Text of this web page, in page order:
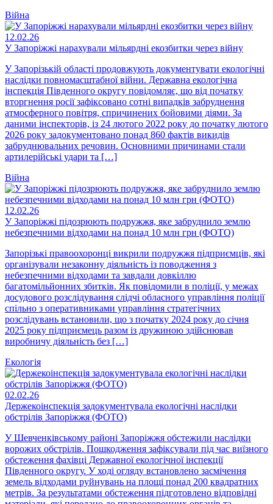
Війна
12.02.26
У Запоріжжі нарахували мільярдні екозбитки через війну
У Запорізькій області продовжують документувати екологічні
наслідки повномасштабної війни. Державна екологічна
інспекція Південного округу повідомляє, що від початку
вторгнення росії зафіксовано сотні випадків забруднення
атмосферного повітря, спричинених бойовими діями. За
даними інспекторів, із 24 лютого 2022 року до початку лютого
2026 року задокументовано понад 860 фактів викидів
забруднювальних речовин. Основними причинами стали
артилерійські удари та […]
Війна
12.02.26
У Запоріжжі підозрюють подружжя, яке забруднило землю
небезпечними відходами на понад 10 млн грн (ФОТО)
Запорізькі правоохоронці викрили подружжя підприємців, які
організували незаконну діяльність із поводження з
небезпечними відходами та завдали довкіллю
багатомільйонних збитків. Як повідомили в поліції, у межах
досудового розслідування слідчі обласного управління поліції
спільно з оперативниками управління стратегічних
розслідувань встановили, що з початку 2024 року до січня
2025 року підприємець разом із дружиною здійснював
виробничу діяльність без […]
Екологія
02.02.26
Держекоінспекція задокументувала екологічні наслідки
обстрілів Запоріжжя (ФОТО)
У Шевченківському районі Запоріжжя обстежили наслідки
ворожих обстрілів. Пошкодження зафіксували під час виїзного
обстеження фахівці Державної екологічної інспекції
Південного округу. У ході огляду встановлено засмічення
земель відходами руйнувань на площі понад 200 квадратних
метрів. За результатами обстеження підготовлено відповідні